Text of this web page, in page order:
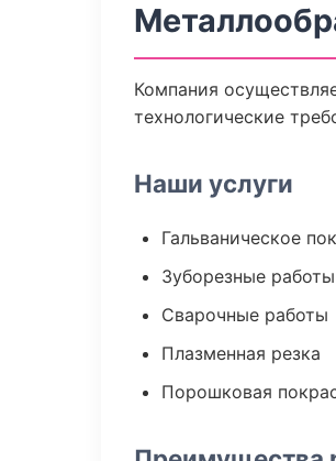
Компания
технологические
Наши услуги
Гальваническое
Зуборезные работы
Сварочные работы
Плазменная резка
Порошковая